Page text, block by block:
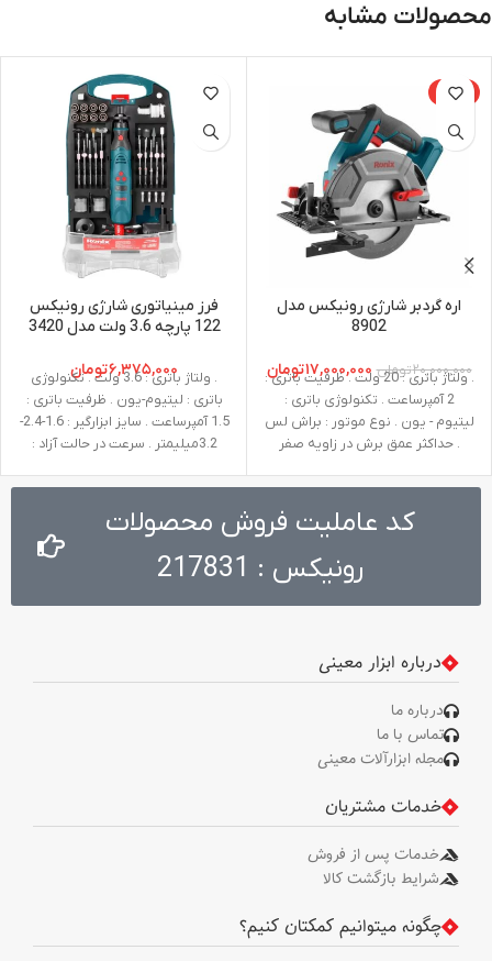
محصولات مشابه
-15%
اره گردبر شارژی رونیکس مدل
8902
۲۰,۰۰۰,۰۰۰تومان ۱۷,۰۰۰,۰۰۰تومان
. ولتاژ باتری : 20 ولت . ظرفیت باتری :
2 آمپرساعت . تکنولوژی باتری :
لیتیوم - یون . نوع موتور : براش لس
. حداکثر عمق برش در زاویه صفر
آزاد : 5000 دور در دقیقه . قطر صفحه
برش : 165 میلی‌متر . حداکثر عمق
برش در زاویه 45 درجه : 41 میلی‌متر .
37 میلی‌متر . وزن : 2.7 کیلوگرم .
فرز مینیاتوری شارژی رونیکس
122 پارچه 3.6 ولت مدل 3420
۶,۳۷۵,۰۰۰تومان
. ولتاژ باتری : 3.6 ولت . تکنولوژی
باتری : لیتیوم-یون . ظرفیت باتری :
1.5 آمپرساعت . سایز ابزارگیر : 1.6-2.4-
3.2میلیمتر . سرعت در حالت آزاد :
تنظیم سرعت : 6 . مدت زمان شارژ : 3
متعلقات : 122 عدد متعلقات جانبی
کد عاملیت فروش محصولات
رونیکس : 217831
درباره ابزار معینی
درباره ما
تماس با ما
مجله ابزارآلات معینی
خدمات مشتریان
خدمات پس از فروش
شرایط بازگشت کالا
چگونه میتوانیم کمکتان کنیم؟